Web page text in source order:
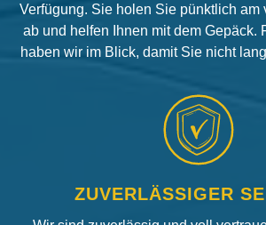
Verfügung. Sie holen Sie pünktlich am
ab und helfen Ihnen mit dem Gepäck.
haben wir im Blick, damit Sie nicht
ZUVERLÄSSIGER